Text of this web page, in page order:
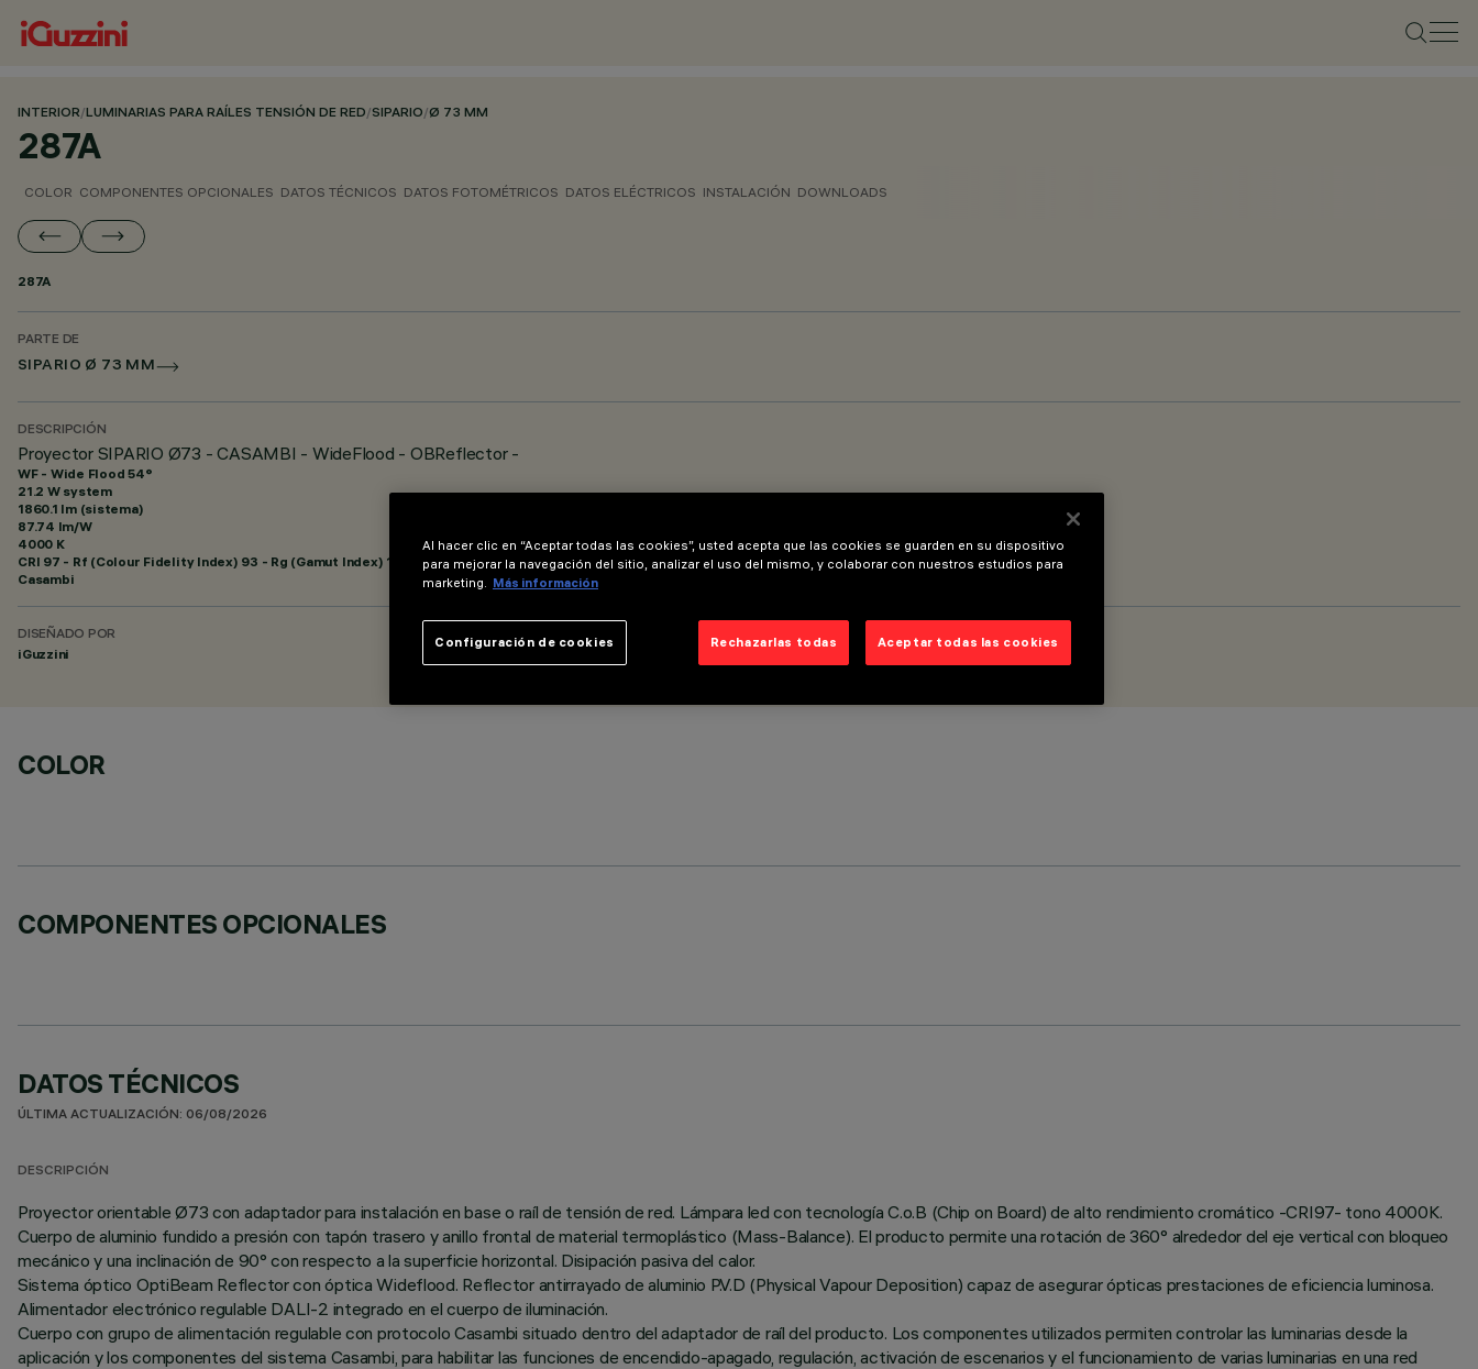
INTERIOR/LUMINARIAS PARA RAÍLES TENSIÓN DE RED/SIPARIO/Ø 73 MM
287A
COLOR COMPONENTES OPCIONALES DATOS TÉCNICOS DATOS FOTOMÉTRICOS DATOS ELÉCTRICOS INSTALACIÓN DOWNLOADS
287A
PARTE DE
SIPARIO Ø 73 MM
DESCRIPCIÓN
Proyector SIPARIO Ø73 - CASAMBI - WideFlood - OBReflector -
WF - Wide Flood 54°
21.2 W system
1860.1 lm (sistema)
87.74 lm/W
4000 K
CRI 97 - Rf (Colour Fidelity Index) 93 - Rg (Gamut Index) 100
Casambi
DISEÑADO POR
iGuzzini
COLOR
COMPONENTES OPCIONALES
DATOS TÉCNICOS
ÚLTIMA ACTUALIZACIÓN: 06/08/2026
DESCRIPCIÓN
Proyector orientable Ø73 con adaptador para instalación en base o raíl de tensión de red. Lámpara led con tecnología C.o.B (Chip on Board) de alto rendimiento cromático -CRI97- tono 4000K.
Cuerpo de aluminio fundido a presión con tapón trasero y anillo frontal de material termoplástico (Mass-Balance). El producto permite una rotación de 360° alrededor del eje vertical con bloqueo
mecánico y una inclinación de 90° con respecto a la superficie horizontal. Disipación pasiva del calor.
Sistema óptico OptiBeam Reflector con óptica Wideflood. Reflector antirrayado de aluminio P.V.D (Physical Vapour Deposition) capaz de asegurar ópticas prestaciones de eficiencia luminosa.
Alimentador electrónico regulable DALI-2 integrado en el cuerpo de iluminación.
Cuerpo con grupo de alimentación regulable con protocolo Casambi situado dentro del adaptador de raíl del producto. Los componentes utilizados permiten controlar las luminarias desde la
aplicación y los componentes del sistema Casambi, para habilitar las funciones de encendido-apagado, regulación, activación de escenarios y el funcionamiento de varias luminarias en una red
Al hacer clic en “Aceptar todas las cookies”, usted acepta que las cookies se guarden en su dispositivo
para mejorar la navegación del sitio, analizar el uso del mismo, y colaborar con nuestros estudios para
marketing. Más información
Rechazarlas todas Aceptar todas las cookies
Configuración de cookies